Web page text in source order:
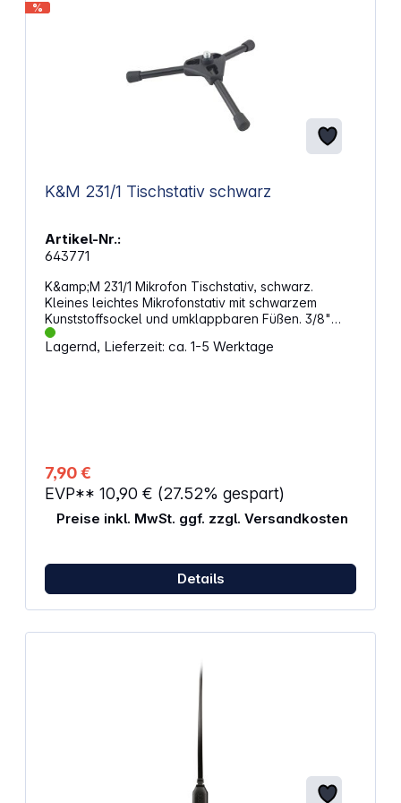
%
K&M 231/1 Tischstativ schwarz
Artikel-Nr.:
643771
K&amp;M 231/1 Mikrofon Tischstativ, schwarz.
Kleines leichtes Mikrofonstativ mit schwarzem
Kunststoffsockel und umklappbaren Füßen. 3/8"
Gewindeanschluss. Eigenschaften: Ausführung:
schwarz Fußkonstruktion: Klappfüße Gewicht: 0,12
Lagernd, Lieferzeit: ca. 1-5 Werktage
7,90 €
EVP** 10,90 € (27.52% gespart)
Preise inkl. MwSt. ggf. zzgl. Versandkosten
Details